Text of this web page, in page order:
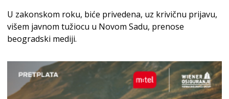
U zakonskom roku, biće privedena, uz krivičnu prijavu,
višem javnom tužiocu u Novom Sadu, prenose
beogradski mediji.